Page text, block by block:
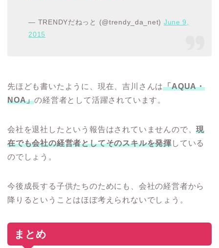
— TRENDYだねっと (@trendy_da_net) June 9,
2015
先ほども書いたように、現在、吉川さんは「AQUA・
NOA」の経営者として活躍されています。
会社を退社したという報告はされていませんので、現
在でも会社の経営者としてそのスキルを発揮している
のでしょう。
今後成長する子供たちのためにも、会社の経営者から
降りるということはほぼ考えられないでしょう。
まとめ